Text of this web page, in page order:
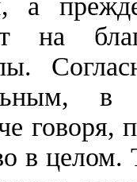
а
на
говоря,
в целом.